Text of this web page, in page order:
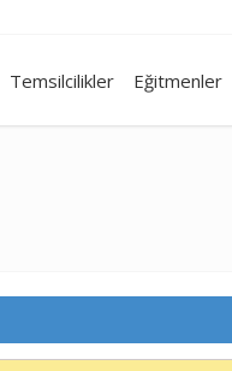
Temsilcilikler Eğitmenler